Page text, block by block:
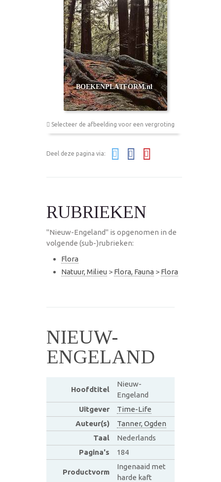
Selecteer de afbeelding voor een vergroting
Deel deze pagina via:
RUBRIEKEN
"Nieuw-Engeland" is opgenomen in de
volgende (sub-)rubrieken:
Flora
Natuur, Milieu > Flora, Fauna > Flora
NIEUW-
ENGELAND
Hoofdtitel
Nieuw-
Engeland
Uitgever
Time-Life
Auteur(s)
Tanner, Ogden
Taal
Nederlands
Pagina's
184
Productvorm
Ingenaaid met
harde kaft